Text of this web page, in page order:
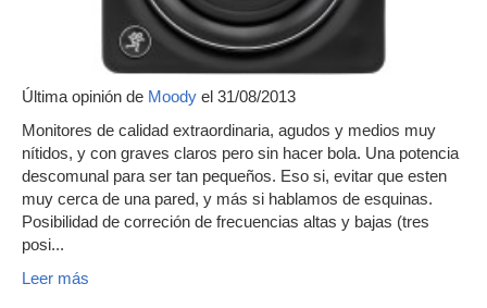
Última opinión de Moody el 31/08/2013
Monitores de calidad extraordinaria, agudos y medios muy
nítidos, y con graves claros pero sin hacer bola. Una potencia
descomunal para ser tan pequeños. Eso si, evitar que esten
muy cerca de una pared, y más si hablamos de esquinas.
Posibilidad de correción de frecuencias altas y bajas (tres
posi...
Leer más